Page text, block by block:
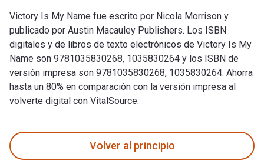
Victory Is My Name fue escrito por Nicola Morrison y
publicado por Austin Macauley Publishers. Los ISBN
digitales y de libros de texto electrónicos de Victory Is My
Name son 9781035830268, 1035830264 y los ISBN de
versión impresa son 9781035830268, 1035830264. Ahorra
hasta un 80% en comparación con la versión impresa al
volverte digital con VitalSource.
Volver al principio